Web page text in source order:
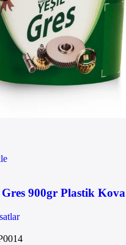
900gr Plastik Kova